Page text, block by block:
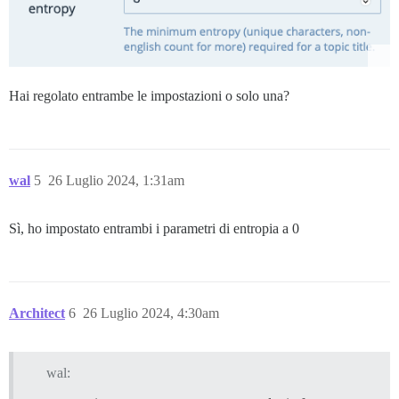
Hai regolato entrambe le impostazioni o solo una?
wal 26 Luglio 2024, 1:31am
5
Sì, ho impostato entrambi i parametri di entropia a 0
Architect 26 Luglio 2024, 4:30am
6
wal: